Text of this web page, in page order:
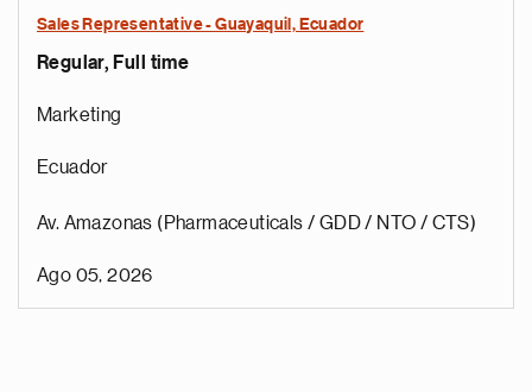
Sales Representative - Guayaquil, Ecuador
Regular, Full time
Marketing
Ecuador
Av. Amazonas (Pharmaceuticals / GDD / NTO / CTS)
Ago 05, 2026